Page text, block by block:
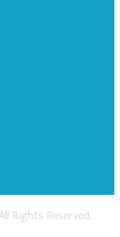
Rights Reserved.